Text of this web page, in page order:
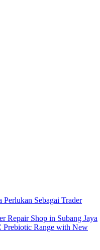
Perlukan Sebagai Trader
Repair Shop in Subang Jaya
Prebiotic Range with New